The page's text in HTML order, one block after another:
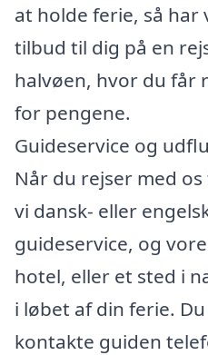
at holde ferie, så
tilbud til dig på en
halvøen, hvor du får
for pengene.
Guideservice og
Når du rejser med
vi dansk- eller
guideservice, og
hotel, eller et sted i
i løbet af din ferie.
kontakte guiden